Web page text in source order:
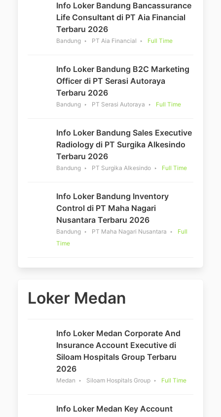
Info Loker Bandung Bancassurance
Life Consultant di PT Aia Financial
Terbaru 2026
Bandung PT Aia Financial Full Time
Info Loker Bandung B2C Marketing
Officer di PT Serasi Autoraya
Terbaru 2026
Bandung PT Serasi Autoraya Full Time
Info Loker Bandung Sales Executive
Radiology di PT Surgika Alkesindo
Terbaru 2026
Bandung PT Surgika Alkesindo Full Time
Info Loker Bandung Inventory
Control di PT Maha Nagari
Nusantara Terbaru 2026
Bandung PT Maha Nagari Nusantara
Full
Time
Loker Medan
Info Loker Medan Corporate And
Insurance Account Executive di
Siloam Hospitals Group Terbaru
2026
Medan Siloam Hospitals Group Full Time
Info Loker Medan Key Account